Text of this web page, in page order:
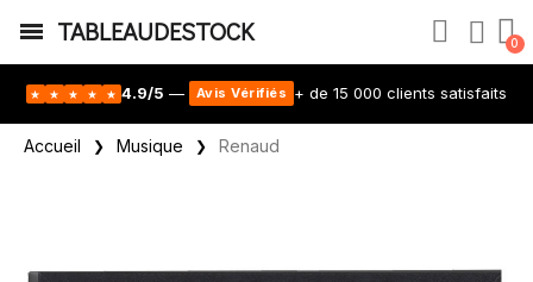
TABLEAUDESTOCK
★ ★ ★ ★ ★ 4.9/5 — Avis Vérifiés + de 15 000 clients satisfaits
Accueil Musique Renaud